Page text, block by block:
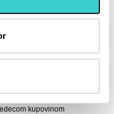
Intese
kupovinom